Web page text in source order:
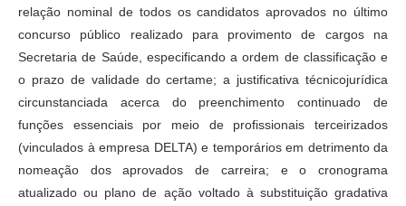
relação nominal de todos os candidatos aprovados no último
concurso público realizado para provimento de cargos na
Secretaria de Saúde, especificando a ordem de classificação e
o prazo de validade do certame; a justificativa técnicojurídica
circunstanciada acerca do preenchimento continuado de
funções essenciais por meio de profissionais terceirizados
(vinculados à empresa DELTA) e temporários em detrimento da
nomeação dos aprovados de carreira; e o cronograma
atualizado ou plano de ação voltado à substituição gradativa